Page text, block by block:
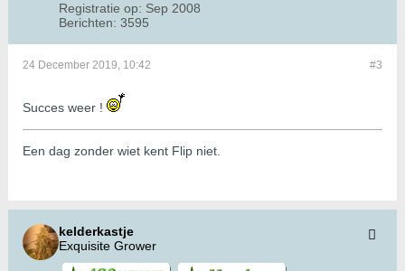
Registratie op: Sep 2008
Berichten: 3595
#3
24 December 2019, 10:42
Succes weer !
Een dag zonder wiet kent Flip niet.
kelderkastje
Exquisite Grower